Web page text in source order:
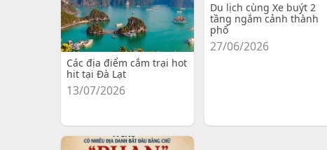
Các địa điểm cắm trại hot
hit tại Đà Lạt
13/07/2026
Du lịch cùng Xe buýt 2
tầng ngắm cảnh thành
phố
27/06/2026